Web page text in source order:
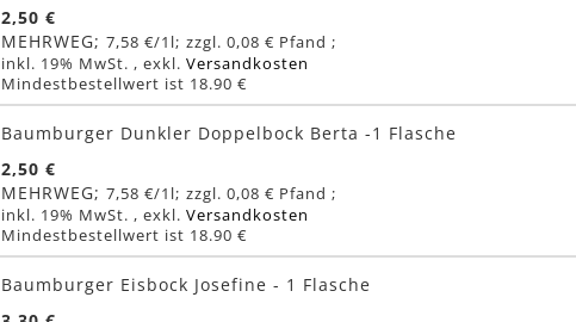
2,50 €
MEHRWEG
7,58 €/1l
0,08 €
inkl. 19% MwSt. ,exkl.Versandkosten
Mindestbestellwert ist 18.90 €
Baumburger Dunkler Doppelbock Berta -1 Flasche
2,50 €
MEHRWEG
7,58 €/1l
0,08 €
inkl. 19% MwSt. ,exkl.Versandkosten
Mindestbestellwert ist 18.90 €
Baumburger Eisbock Josefine - 1 Flasche